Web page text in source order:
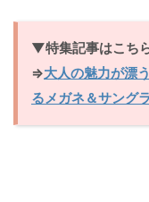
▼特集記事はこち
⇒大人の魅力が漂
るメガネ＆サング